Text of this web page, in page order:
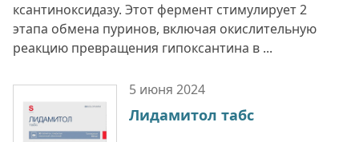
ксантиноксидазу. Этот фермент стимулирует 2
этапа обмена пуринов, включая окислительную
реакцию превращения гипоксантина в ...
5 июня 2024
Лидамитол табс